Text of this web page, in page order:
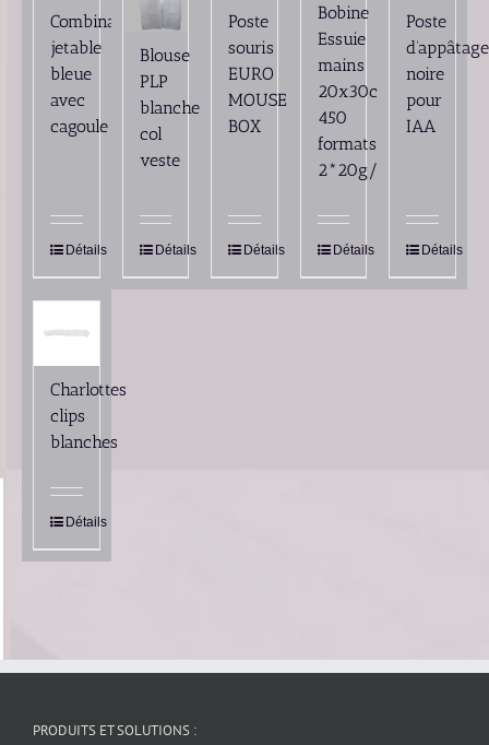
Combinaison
jetable
bleue
avec
cagoule
Détails
Blouse
PLP
blanche
col
veste
Détails
Poste
souris
EURO
MOUSE
BOX
Détails
Bobine
Essuie
mains
20x30cm
450
formats
2*20g/m’
Détails
Poste
d’appâtage
noire
pour
IAA
Détails
Charlottes
clips
blanches
Détails
PRODUITS ET SOLUTIONS :